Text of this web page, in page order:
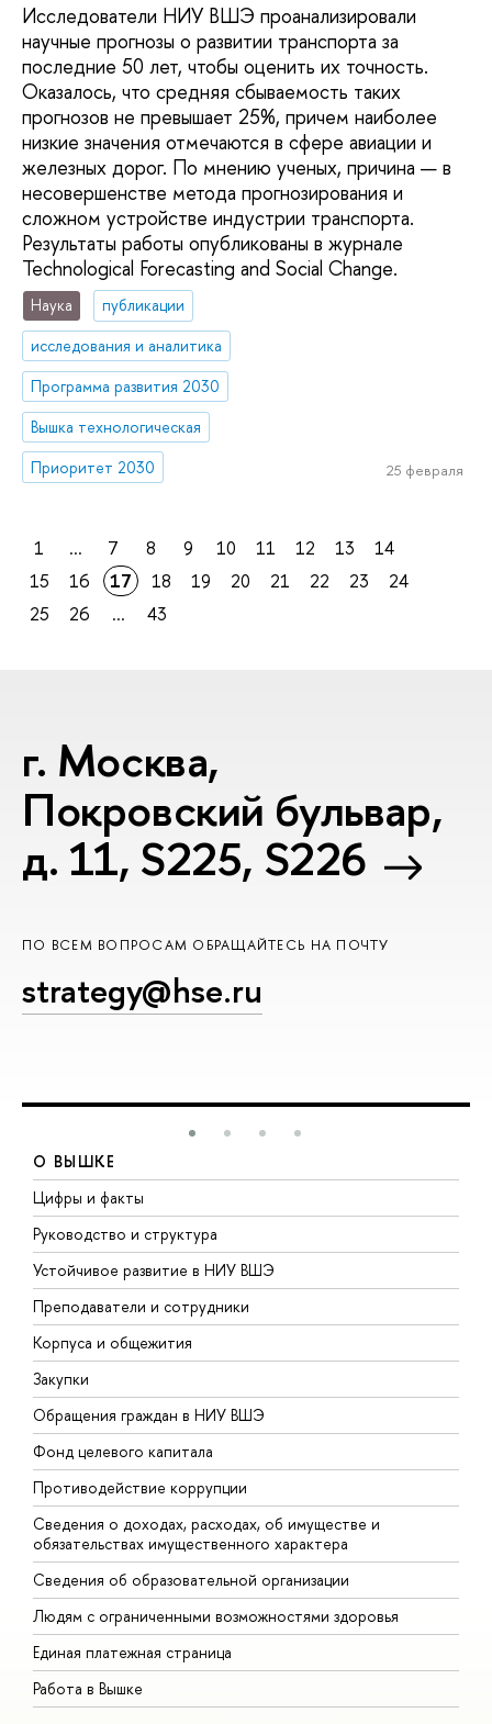
Исследователи НИУ ВШЭ проанализировали
научные прогнозы о развитии транспорта за
последние 50 лет, чтобы оценить их точность.
Оказалось, что средняя сбываемость таких
прогнозов не превышает 25%, причем наиболее
низкие значения отмечаются в сфере авиации и
железных дорог. По мнению ученых, причина — в
несовершенстве метода прогнозирования и
сложном устройстве индустрии транспорта.
Результаты работы опубликованы в журнале
Technological Forecasting and Social Change.
Наука
публикации
исследования и аналитика
Программа развития 2030
Вышка технологическая
Приоритет 2030
25 февраля
1 ... 7 8 9 10 11 12 13
14
15
16 17 18 19 20 21 22 23
24
25
26 ... 43
г. Москва,
Покровский бульвар,
д. 11, S225, S226
ПО ВСЕМ ВОПРОСАМ ОБРАЩАЙТЕСЬ НА ПОЧТУ
strategy@hse.ru
О ВЫШКЕ
Цифры и факты
Руководство и структура
Устойчивое развитие в НИУ ВШЭ
Преподаватели и сотрудники
Корпуса и общежития
Закупки
Обращения граждан в НИУ ВШЭ
Фонд целевого капитала
Противодействие коррупции
Сведения о доходах, расходах, об имуществе и
обязательствах имущественного характера
Сведения об образовательной организации
Людям с ограниченными возможностями здоровья
Единая платежная страница
Работа в Вышке